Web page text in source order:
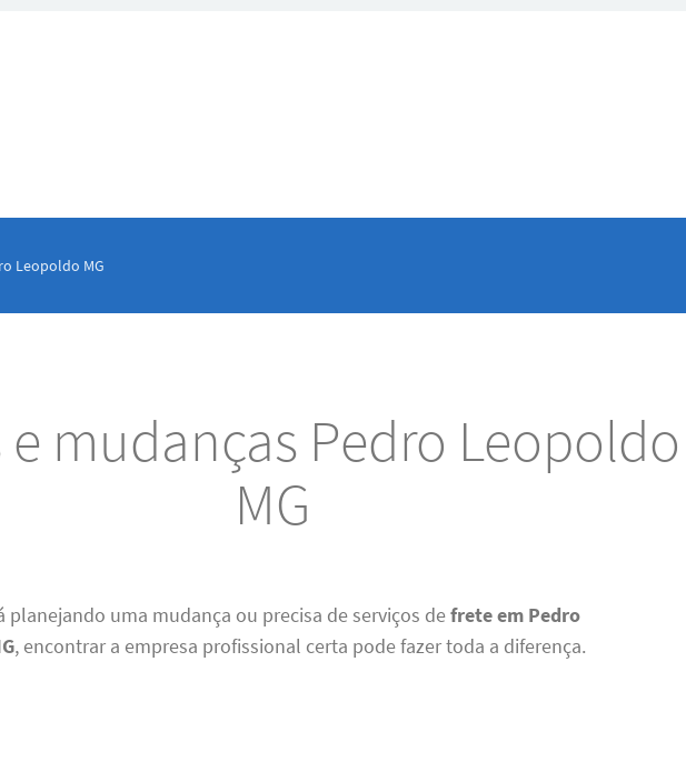
Leopoldo MG
e mudanças Pedro Leopoldo
MG
planejando uma mudança ou precisa de serviços defrete em Pedro
, encontrar a empresa profissional certa pode fazer toda a diferença.